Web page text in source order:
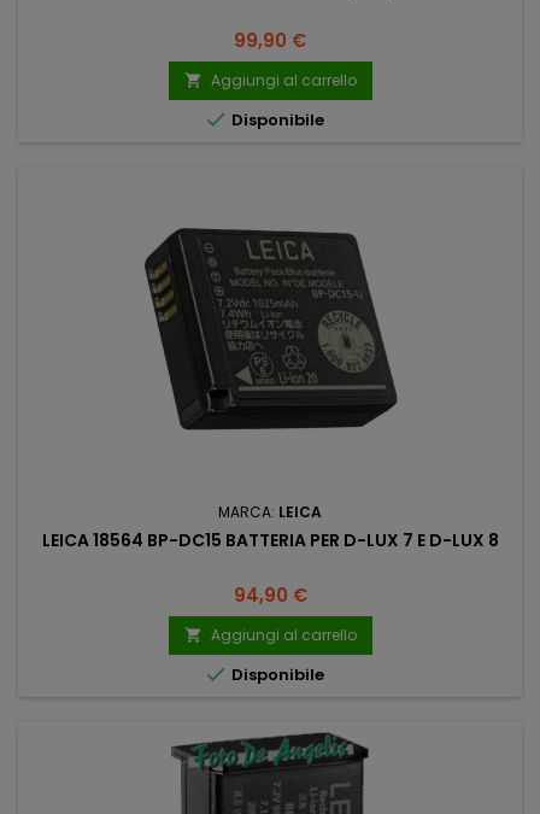
Prezzo
99,90 €
 Aggiungi al carrello
 Disponibile
MARCA: LEICA
LEICA 18564 BP-DC15 BATTERIA PER D-LUX 7 E D-LUX 8
Prezzo
94,90 €
 Aggiungi al carrello
 Disponibile